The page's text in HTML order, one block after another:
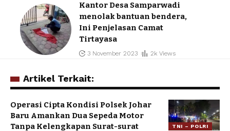
Kantor Desa Samparwadi
menolak bantuan bendera,
Ini Penjelasan Camat
Tirtayasa
3 November 2023 2k Views
Artikel Terkait:
TNI – POLRI
Operasi Cipta Kondisi Polsek Johar
Baru Amankan Dua Sepeda Motor
Tanpa Kelengkapan Surat-surat